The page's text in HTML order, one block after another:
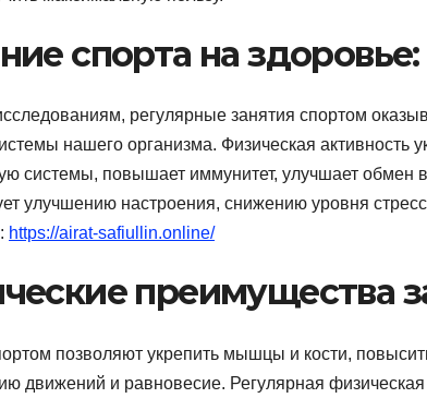
спорта на
регулярные занятия спортом
нашего организма. Физическая активность
системы, повышает иммунитет, улучшает обмен
улучшению настроения, снижению уровня
https://airat-safiullin.online/
преимущества
позволяют укрепить мышцы и кости,
движений и равновесие. Регулярная